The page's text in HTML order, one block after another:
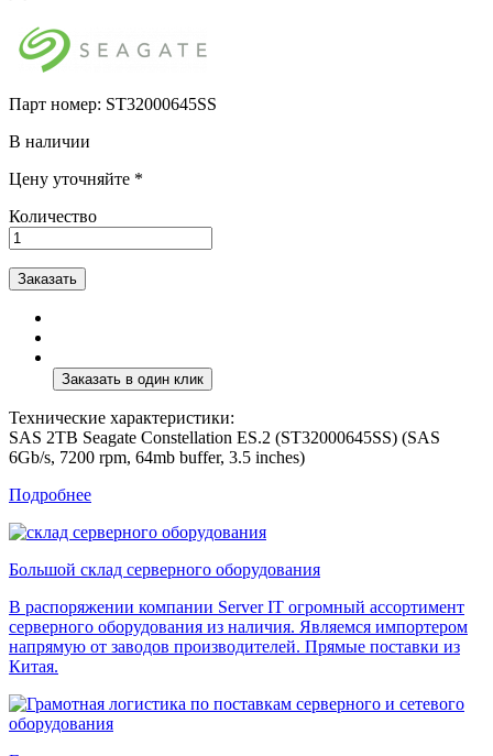
Парт номер: ST32000645SS
В наличии
Цену уточняйте *
Количество
Заказать
Технические характеристики:
SAS 2TB Seagate Constellation ES.2 (ST32000645SS) (SAS
6Gb/s, 7200 rpm, 64mb buffer, 3.5 inches)
Подробнее
Большой склад серверного оборудования
В распоряжении компании Server IT огромный ассортимент
серверного оборудования из наличия. Являемся импортером
напрямую от заводов производителей. Прямые поставки из
Китая.